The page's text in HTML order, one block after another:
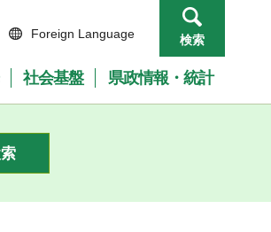
Foreign Language 検索
社会基盤 県政情報・統計